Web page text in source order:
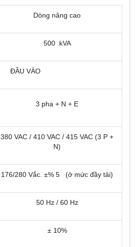
Dòng nâng cao
500 kVA
ĐẦU VÀO
3 pha + N + E
380 VAC / 410 VAC / 415 VAC (3 P +
N)
176/280 Vắc. ±% 5 (ở mức đầy tải)
50 Hz / 60 Hz
± 10%